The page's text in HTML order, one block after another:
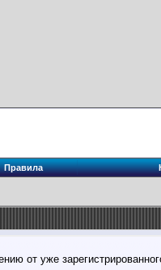
Правила
от уже